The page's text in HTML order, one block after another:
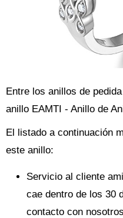
Entre los anillos de
anillo EAMTI - Anillo de
El listado a continuación
este anillo:
Servicio al cliente
cae dentro de los 30
contacto con